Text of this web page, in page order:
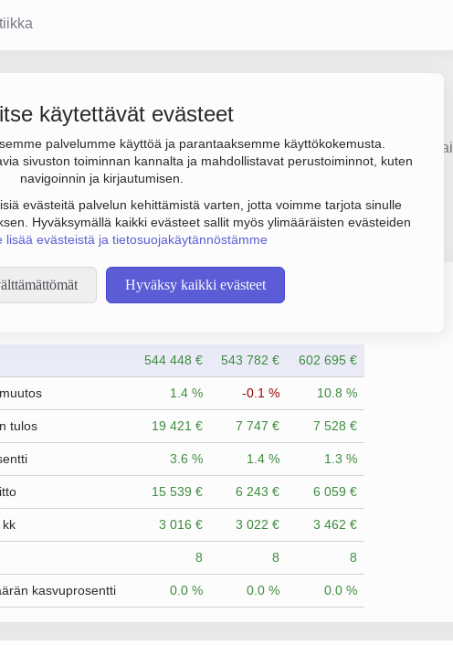
käytettävät evästeet
palvelumme käyttöä ja parantaaksemme käyttökokemusta.
sivuston toiminnan kannalta ja mahdollistavat perustoiminnot, kuten
navigoinnin ja kirjautumisen.
evästeitä palvelun kehittämistä varten, jotta voimme tarjota sinulle
Hyväksymällä kaikki evästeet sallit myös ylimääräisten evästeiden
lisää evästeistä ja tietosuojakäytännöstämme
Hyväksy kaikki evästeet
8. Sen päätoimiala on Muu kiinteistöalan toiminta palkkio- tai
Osakeyhtiö (OY).
544 448 € 543 782 € 602 695 €
1.4 % -0.1 % 10.8 %
tulos 19 421 € 7 747 € 7 528 €
3.6 % 1.4 % 1.3 %
15 539 € 6 243 € 6 059 €
kk 3 016 € 3 022 € 3 462 €
8 8 8
kasvuprosentti 0.0 % 0.0 % 0.0 %